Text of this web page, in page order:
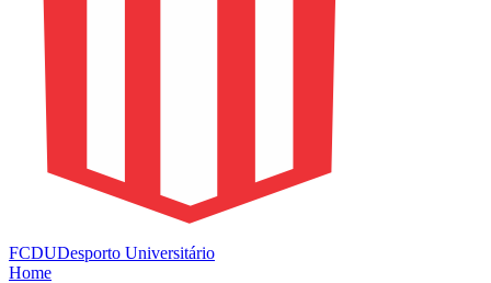
FCDUDesporto Universitário
Home